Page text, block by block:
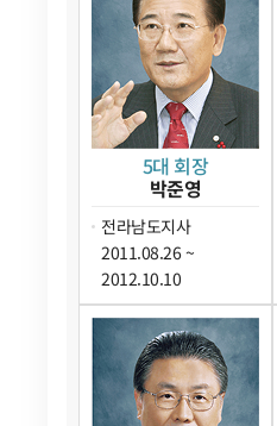
5대 회장
박준영
전라남도지사
2011.08.26 ~
2012.10.10